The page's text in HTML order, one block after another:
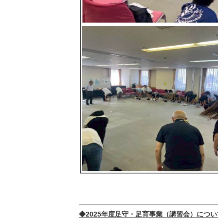
◆2025年度足守・足育事業（講習会）につ